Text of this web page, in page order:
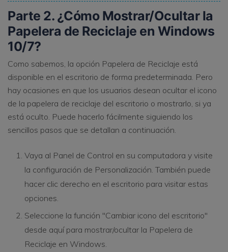
Parte 2. ¿Cómo Mostrar/Ocultar la
Papelera de Reciclaje en Windows
10/7?
Como sabemos, la opción Papelera de Reciclaje está
disponible en el escritorio de forma predeterminada. Pero
hay ocasiones en que los usuarios desean ocultar el icono
de la papelera de reciclaje del escritorio o mostrarlo, si ya
está oculto. Puede hacerlo fácilmente siguiendo los
sencillos pasos que se detallan a continuación.
Vaya al Panel de Control en su computadora y visite
la configuración de Personalización. También puede
hacer clic derecho en el escritorio para visitar estas
opciones.
Seleccione la función "Cambiar icono del escritorio"
desde aquí para mostrar/ocultar la Papelera de
Reciclaje en Windows.